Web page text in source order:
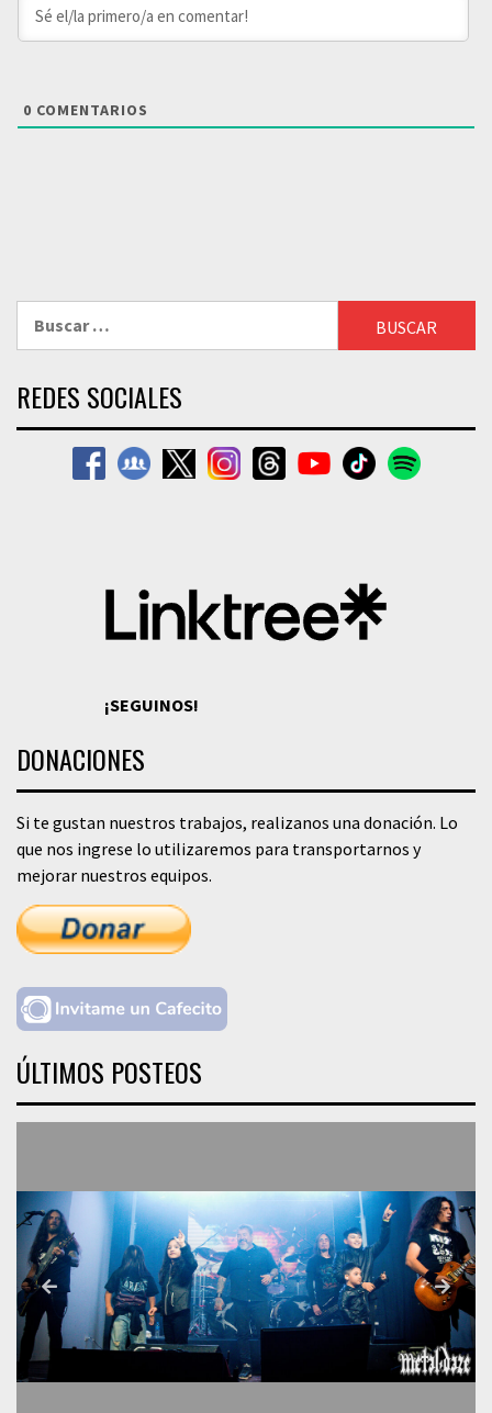
0 COMENTARIOS
REDES SOCIALES
¡SEGUINOS!
DONACIONES
Si te gustan nuestros trabajos, realizanos una donación. Lo
que nos ingrese lo utilizaremos para transportarnos y
mejorar nuestros equipos.
ÚLTIMOS POSTEOS